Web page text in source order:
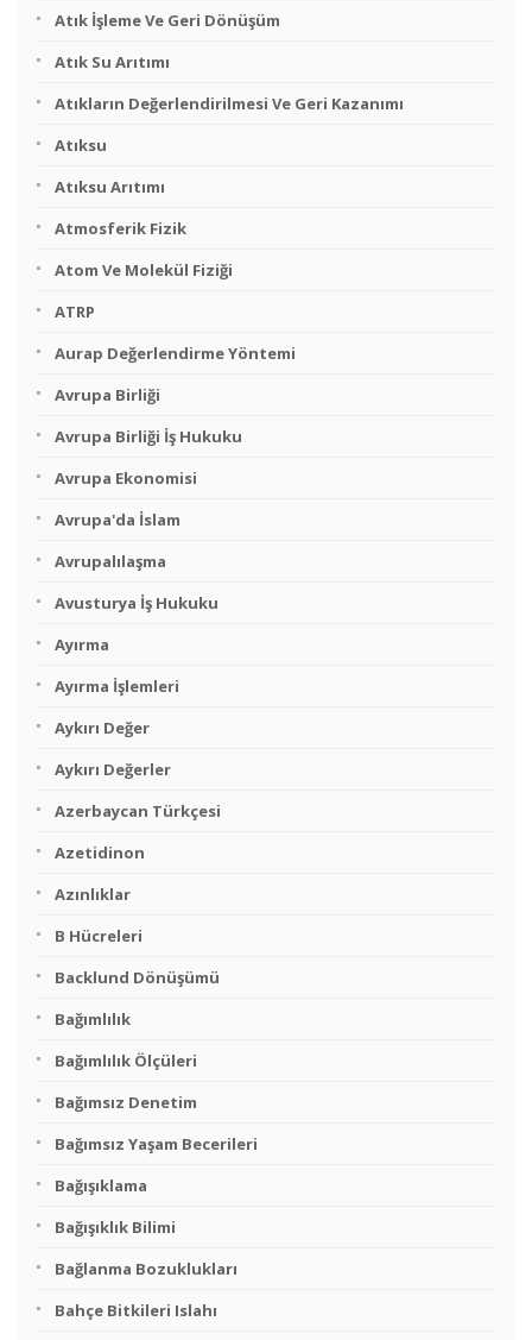
Atık İşleme Ve Geri Dönüşüm
Atık Su Arıtımı
Atıkların Değerlendirilmesi Ve Geri Kazanımı
Atıksu
Atıksu Arıtımı
Atmosferik Fizik
Atom Ve Molekül Fiziği
ATRP
Aurap Değerlendirme Yöntemi
Avrupa Birliği
Avrupa Birliği İş Hukuku
Avrupa Ekonomisi
Avrupa'da İslam
Avrupalılaşma
Avusturya İş Hukuku
Ayırma
Ayırma İşlemleri
Aykırı Değer
Aykırı Değerler
Azerbaycan Türkçesi
Azetidinon
Azınlıklar
B Hücreleri
Backlund Dönüşümü
Bağımlılık
Bağımlılık Ölçüleri
Bağımsız Denetim
Bağımsız Yaşam Becerileri
Bağışıklama
Bağışıklık Bilimi
Bağlanma Bozuklukları
Bahçe Bitkileri Islahı